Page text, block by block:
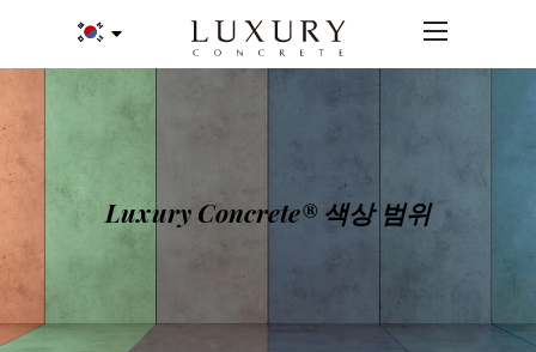
Luxury Concrete® 색상 범위